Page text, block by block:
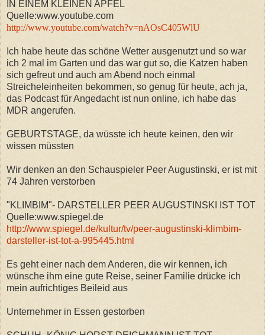
IN EINEM KLEINEN APFEL
Quelle:www.youtube.com
http://www.youtube.com/watch?v=nAOsC405WlU
Ich habe heute das schöne Wetter ausgenutzt und so war
ich 2 mal im Garten und das war gut so, die Katzen haben
sich gefreut und auch am Abend noch einmal
Streicheleinheiten bekommen, so genug für heute, ach ja,
das Podcast für Angedacht ist nun online, ich habe das
MDR angerufen.
GEBURTSTAGE, da wüsste ich heute keinen, den wir
wissen müssten
Wir denken an den Schauspieler Peer Augustinski, er ist mit
74 Jahren verstorben
"KLIMBIM"- DARSTELLER PEER AUGUSTINSKI IST TOT
Quelle:www.spiegel.de
http://www.spiegel.de/kultur/tv/peer-augustinski-klimbim-
darsteller-ist-tot-a-995445.html
Es geht einer nach dem Anderen, die wir kennen, ich
wünsche ihm eine gute Reise, seiner Familie drücke ich
mein aufrichtiges Beileid aus
Unternehmer in Essen gestorben